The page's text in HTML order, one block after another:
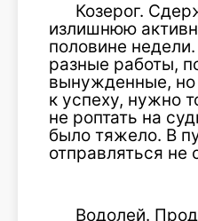
Козерог.
излишнюю
половине
разные работы,
вынужденные, но
к успеху, нужно
не роптать на
было тяжело. В
отправляться не
Водолей.